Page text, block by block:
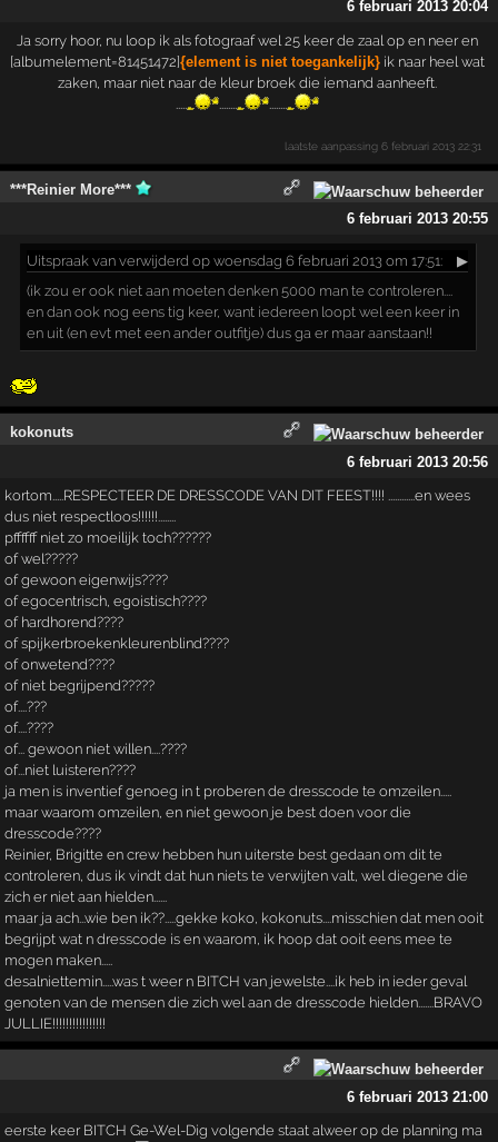
6 februari 2013 20:04
Ja sorry hoor, nu loop ik als fotograaf wel 25 keer de zaal op en neer en
[albumelement=81451472]{element is niet toegankelijk} ik naar heel wat
zaken, maar niet naar de kleur broek die iemand aanheeft.
laatste aanpassing6 februari 2013 22:31
***Reinier More***
6 februari 2013 20:55
Uitspraak van verwijderd op woensdag 6 februari 2013 om 17:51:
▶
(ik zou er ook niet aan moeten denken 5000 man te controleren....
en dan ook nog eens tig keer, want iedereen loopt wel een keer in
en uit (en evt met een ander outfitje) dus ga er maar aanstaan!!
kokonuts
6 februari 2013 20:56
kortom.....RESPECTEER DE DRESSCODE VAN DIT FEEST!!!! ............en wees
dus niet respectloos!!!!!!........
pffffff niet zo moeilijk toch??????
of wel?????
of gewoon eigenwijs????
of egocentrisch, egoistisch????
of hardhorend????
of spijkerbroekenkleurenblind????
of onwetend????
of niet begrijpend?????
of....???
of....????
of... gewoon niet willen....????
of...niet luisteren????
ja men is inventief genoeg in t proberen de dresscode te omzeilen.....
maar waarom omzeilen, en niet gewoon je best doen voor die
dresscode????
Reinier, Brigitte en crew hebben hun uiterste best gedaan om dit te
controleren, dus ik vindt dat hun niets te verwijten valt, wel diegene die
zich er niet aan hielden......
maar ja ach...wie ben ik??.....gekke koko, kokonuts....misschien dat men ooit
begrijpt wat n dresscode is en waarom, ik hoop dat ooit eens mee te
mogen maken.....
desalniettemin.....was t weer n BITCH van jewelste....ik heb in ieder geval
genoten van de mensen die zich wel aan de dresscode hielden.......BRAVO
JULLIE!!!!!!!!!!!!!!!!
6 februari 2013 21:00
eerste keer BITCH Ge-Wel-Dig volgende staat alweer op de planning ma